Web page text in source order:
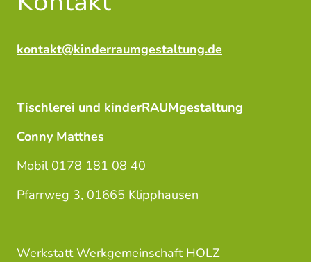
kontakt@kinderraumgestaltung.de
Tischlerei und kinderRAUMgestaltung
Conny Matthes
Mobil 0178 181 08 40
Pfarrweg 3, 01665 Klipphausen
Werkstatt Werkgemeinschaft HOLZ